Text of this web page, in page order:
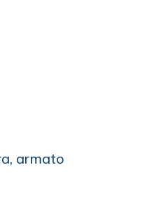
armato